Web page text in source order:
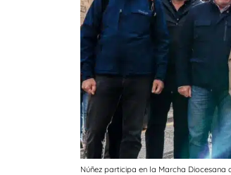
Núñez participa en la Marcha